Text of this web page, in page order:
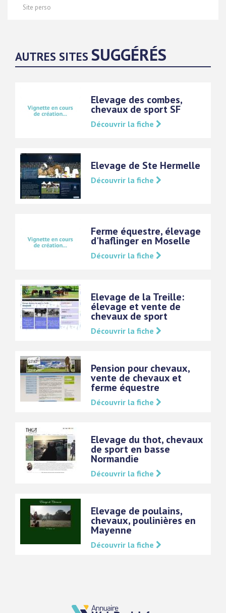
Site perso
AUTRES SITES SUGGÉRÉS
Elevage des combes,
chevaux de sport SF
Découvrir la fiche
Elevage de Ste Hermelle
Découvrir la fiche
Ferme équestre, élevage
d'haflinger en Moselle
Découvrir la fiche
Elevage de la Treille:
élevage et vente de
chevaux de sport
Découvrir la fiche
Pension pour chevaux,
vente de chevaux et
ferme équestre
Découvrir la fiche
Elevage du thot, chevaux
de sport en basse
Normandie
Découvrir la fiche
Elevage de poulains,
chevaux, poulinières en
Mayenne
Découvrir la fiche